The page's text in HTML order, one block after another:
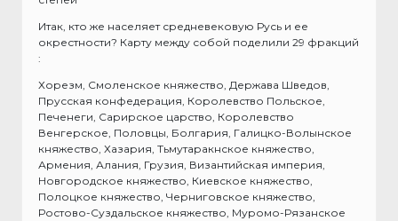
Итак, кто же населяет средневековую Русь и ее
окрестности? Карту между собой поделили 29 фракций
:
Хорезм, Смоленское княжество, Держава Шведов,
Прусская конфедерация, Королевство Польское,
Печенеги, Сарирское царство, Королевство
Венгерское, Половцы, Болгария, Галицко-Волынское
княжество, Хазария, Тьмутаракнское княжество,
Армения, Алания, Грузия, Византийская империя,
Новгородское княжество, Киевское княжество,
Полоцкое княжество, Черниговское княжество,
Ростово-Суздальское княжество, Муромо-Рязанское